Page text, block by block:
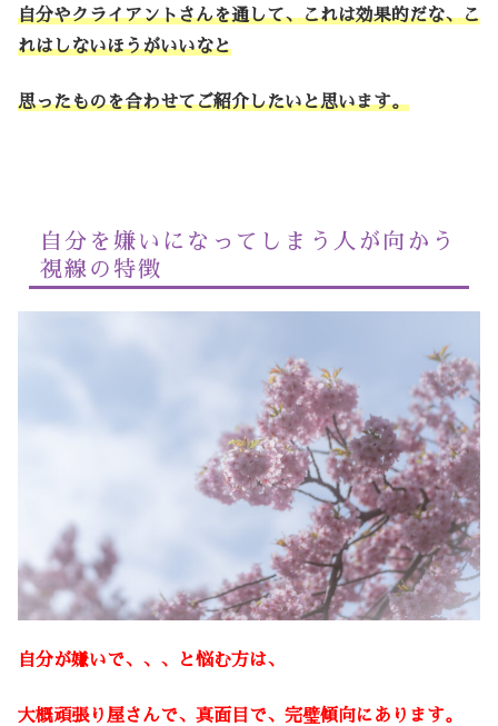
自分やクライアントさんを通して、これは効果的だな、こ
れはしないほうがいいなと
思ったものを合わせてご紹介したいと思います。
自分を嫌いになってしまう人が向かう
視線の特徴
自分が嫌いで、、、と悩む方は、
大概頑張り屋さんで、真面目で、完璧傾向にあります。